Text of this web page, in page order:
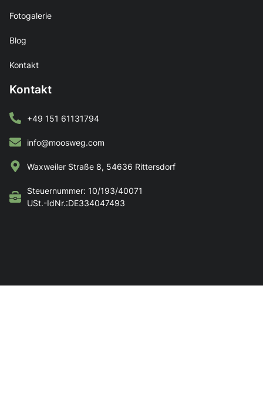
Fotogalerie
Blog
Kontakt
Kontakt
+49 151 61131794
info@moosweg.com
Waxweiler Straße 8, 54636 Rittersdorf
Steuernummer: 10/193/40071
USt.-IdNr.:DE334047493